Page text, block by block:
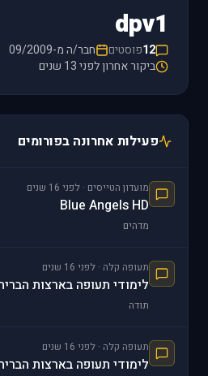
dpv1
12פוסטים
חבר/ה מ-09/2009
ביקור אחרון לפני 13 שנים
פעילות אחרונה בפורומים
מועדון הטייסים · לפני 16 שנים
Blue Angels HD
מדהים
תעופה קלה · לפני 16 שנים
לימודי תעופה בארצות
תודה
תעופה קלה · לפני 16 שנים
לימודי תעופה בארצות